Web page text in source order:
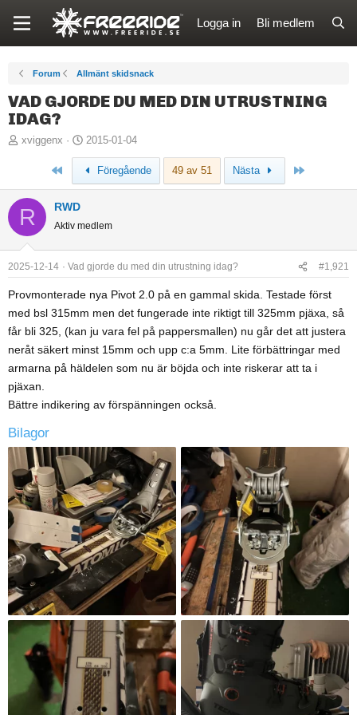
Logga in Bli medlem
Forum Allmänt skidsnack
VAD GJORDE DU MED DIN UTRUSTNING
IDAG?
T
d
s
t
a
r
t
a
r
e
xviggenx
S
t
a
r
d
t
u
m
2015-01-04
Först Föregående 49 av 51 Nästa
R RWD
Aktiv medlem
2025-12-14 Vad gjorde du med din utrustning idag? #1,921
Provmonterade nya Pivot 2.0 på en gammal skida. Testade först
med bsl 315mm men det fungerade inte riktigt till 325mm pjäxa, så
får bli 325, (kan ju vara fel på pappersmallen) nu går det att justera
neråt säkert minst 15mm och upp c:a 5mm. Lite förbättringar med
armarna på häldelen som nu är böjda och inte riskerar att ta i
pjäxan.
Bättre indikering av förspänningen också.
Bilagor